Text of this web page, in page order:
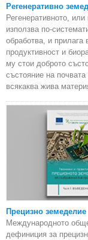
Регенеративно
Регенеративното,
използва по-
обработва, и прилага
продуктивност и
му стои доброто
състояние на
всякаква жива
Прецизно земеделие
Международното
дефиниция за